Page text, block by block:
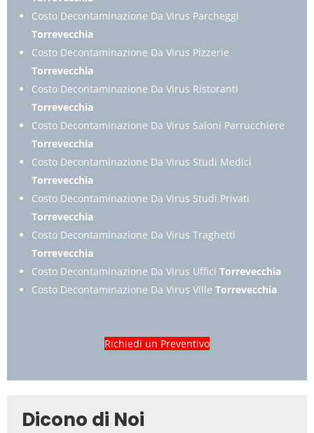
Costo Decontaminazione Da Virus Parcheggi
Torrevecchia
Costo Decontaminazione Da Virus Pizzerie
Torrevecchia
Costo Decontaminazione Da Virus Ristoranti
Torrevecchia
Costo Decontaminazione Da Virus Saloni Parrucchiere
Torrevecchia
Costo Decontaminazione Da Virus Studi Medici
Torrevecchia
Costo Decontaminazione Da Virus Studi Privati
Torrevecchia
Costo Decontaminazione Da Virus Traghetti
Torrevecchia
Costo Decontaminazione Da Virus UfficiTorrevecchia
Costo Decontaminazione Da Virus VilleTorrevecchia
Richiedi un Preventivo
Dicono di Noi